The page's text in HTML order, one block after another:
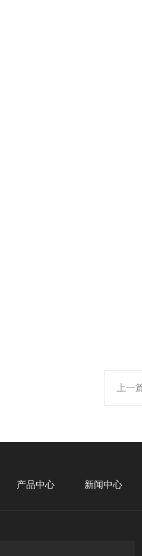
上一
产品中心 新闻中心